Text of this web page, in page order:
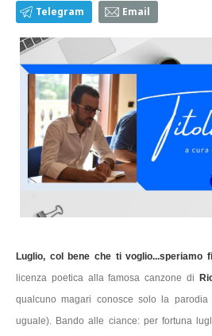
Telegram Email
Luglio, col bene che ti voglio...speriamo
licenza poetica alla famosa canzone di
qualcuno magari conosce solo la
uguale). Bando alle ciance: per fortuna